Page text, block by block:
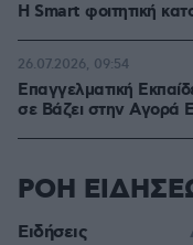
Η Smart φοιτητική
Επαγγελματική
σε Bάζει στην Aγορά
26.07.2026, 09:54
ΡΟΗ
Ειδήσεις